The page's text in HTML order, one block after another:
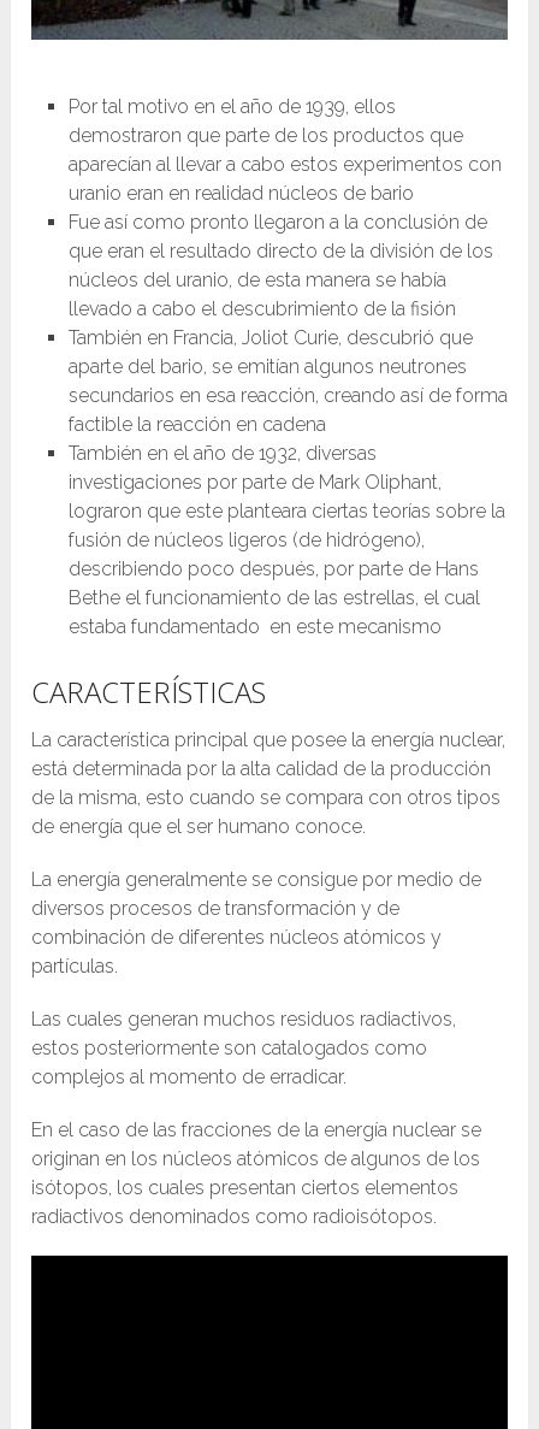
Por tal motivo en el año de 1939, ellos
demostraron que parte de los productos que
aparecían al llevar a cabo estos experimentos con
uranio eran en realidad núcleos de bario
Fue así como pronto llegaron a la conclusión de
que eran el resultado directo de la división de los
núcleos del uranio, de esta manera se había
llevado a cabo el descubrimiento de la fisión
También en Francia, Joliot Curie, descubrió que
aparte del bario, se emitían algunos neutrones
secundarios en esa reacción, creando así de forma
factible la reacción en cadena
También en el año de 1932, diversas
investigaciones por parte de Mark Oliphant,
lograron que este planteara ciertas teorías sobre la
fusión de núcleos ligeros (de hidrógeno),
describiendo poco después, por parte de Hans
Bethe el funcionamiento de las estrellas, el cual
estaba fundamentado en este mecanismo
CARACTERÍSTICAS
La característica principal que posee la energía nuclear,
está determinada por la alta calidad de la producción
de la misma, esto cuando se compara con otros tipos
de energía que el ser humano conoce.
La energía generalmente se consigue por medio de
diversos procesos de transformación y de
combinación de diferentes núcleos atómicos y
partículas.
Las cuales generan muchos residuos radiactivos,
estos posteriormente son catalogados como
complejos al momento de erradicar.
En el caso de las fracciones de la energía nuclear se
originan en los núcleos atómicos de algunos de los
isótopos, los cuales presentan ciertos elementos
radiactivos denominados como radioisótopos.